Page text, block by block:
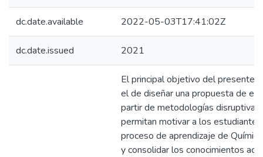
dc.date.available 2022-05-03T17:41:02Z
dc.date.issued 2021
El principal objetivo del presente
el de diseñar una propuesta de
partir de metodologías
permitan motivar a los
proceso de aprendizaje de
y consolidar los conocimientos